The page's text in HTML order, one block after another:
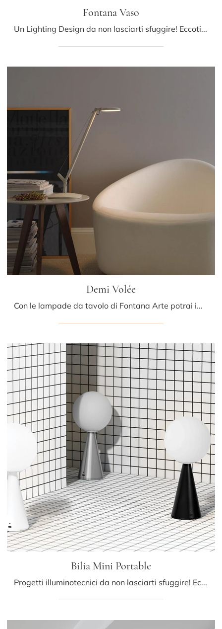
Fontana Vaso
Un Lighting Design da non lasciarti sfuggire! Eccoti la lampada da tavolo Fontana Vaso di Fontana Arte.
Demi Volée
Con le lampade da tavolo di Fontana Arte potrai impreziosire i tuoi interni: clicca e scopri Demi Volée!
Bilia Mini Portable
Progetti illuminotecnici da non lasciarti sfuggire! Eccoti la lampada da tavolo Bilia Mini Portable di Fontana Arte.